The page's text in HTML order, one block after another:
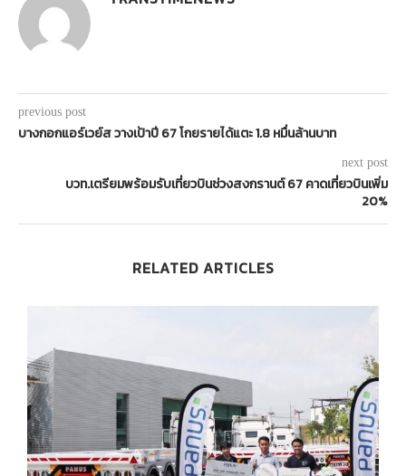
previous post
บางกอกแอร์เวย์ส วางเป้าปี 67 โกยรายได้แตะ 1.8 หมื่นล้านบาท
next post
บวท.เตรียมพร้อมรับเที่ยวบินช่วงสงกรานต์ 67 คาดเที่ยวบินเพิ่ม
20%
RELATED ARTICLES